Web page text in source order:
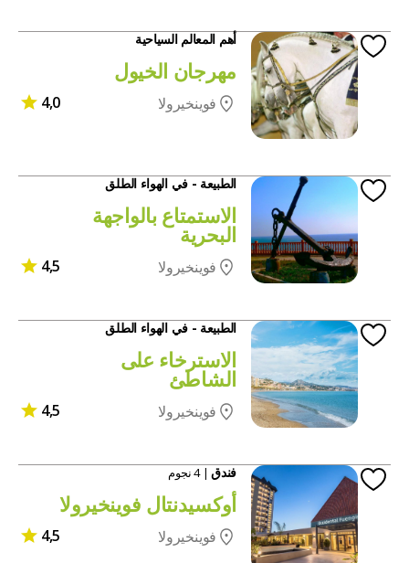
أهم المعالم السياحية
مهرجان الخيول
فوينخيرولا 4,0
الطبيعة - في الهواء الطلق
الاستمتاع بالواجهة
البحرية
فوينخيرولا 4,5
الطبيعة - في الهواء الطلق
الاسترخاء على
الشاطئ
فوينخيرولا 4,5
فندق| 4 نجوم
أوكسيدنتال فوينخيرولا
فوينخيرولا 4,5